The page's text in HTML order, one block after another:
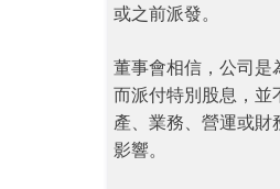
或之前派發。
董事會相信，公司
而派付特別股息，並
產、業務、營運或財
影響。